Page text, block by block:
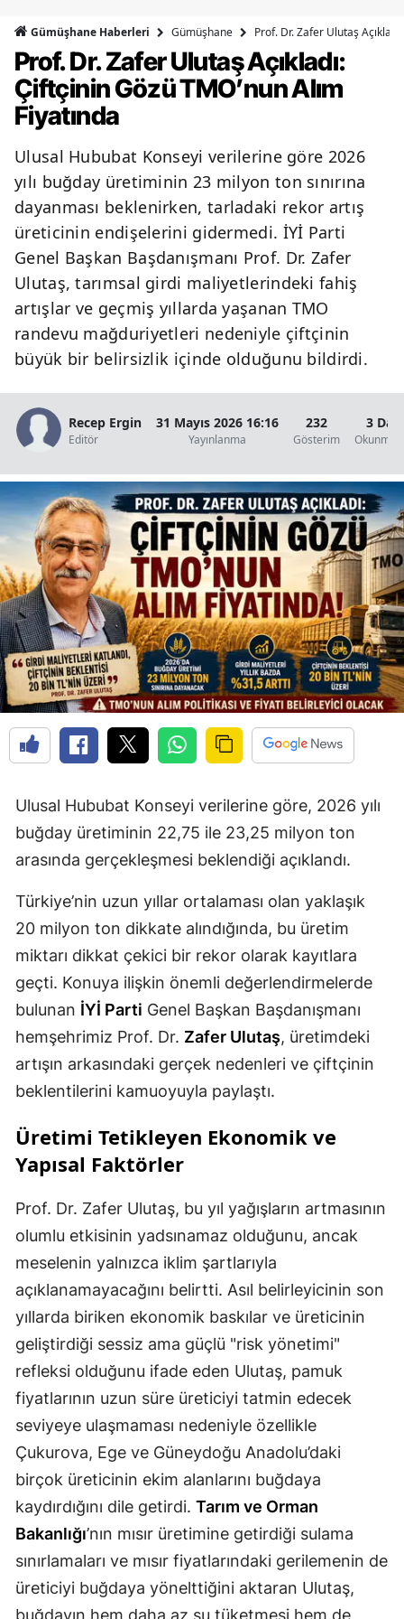
Bingöl
Bitlis
Burdur
Bursa
Çanakkale
Çankırı
Çorum
Denizli
Diyarbakır
Edirne
Erzincan
Erzurum
Eskişehir
Gaziantep
Giresun
Gümüşhane
Hakkari
Hatay
Isparta
Mersin
İstanbul
İzmir
Kastamonu
Kayseri
Kırklareli
Kırşehir
Kocaeli
Kütahya
Malatya
Kahramanmaraş
Mardin
Muğla
Muş
Nevşehir
Niğde
Ordu
Sakarya
Gümüşhane Haberleri Gümüşhane Prof. Dr. Zafer Ulutaş
Prof. Dr. Zafer Ulutaş Açıkladı:
Çiftçinin Gözü TMO’nun Alım
Fiyatında
Ulusal Hububat Konseyi verilerine göre 2026
yılı buğday üretiminin 23 milyon ton sınırına
dayanması beklenirken, tarladaki rekor artış
üreticinin endişelerini gidermedi. İYİ Parti
Genel Başkan Başdanışmanı Prof. Dr. Zafer
Ulutaş, tarımsal girdi maliyetlerindeki fahiş
artışlar ve geçmiş yıllarda yaşanan TMO
randevu mağduriyetleri nedeniyle çiftçinin
büyük bir belirsizlik içinde olduğunu bildirdi.
Recep Ergin
Editör
31 Mayıs 2026 16:16
Yayınlanma
232
Gösterim
3
Okunma
Ulusal Hububat Konseyi verilerine göre, 2026 yılı
buğday üretiminin 22,75 ile 23,25 milyon ton
arasında gerçekleşmesi beklendiği açıklandı.
Türkiye’nin uzun yıllar ortalaması olan yaklaşık
20 milyon ton dikkate alındığında, bu üretim
miktarı dikkat çekici bir rekor olarak kayıtlara
geçti. Konuya ilişkin önemli değerlendirmelerde
bulunan İYİ Parti Genel Başkan Başdanışmanı
hemşehrimiz Prof. Dr. Zafer Ulutaş, üretimdeki
artışın arkasındaki gerçek nedenleri ve çiftçinin
beklentilerini kamuoyuyla paylaştı.
Üretimi Tetikleyen Ekonomik ve
Yapısal Faktörler
Prof. Dr. Zafer Ulutaş, bu yıl yağışların artmasının
olumlu etkisinin yadsınamaz olduğunu, ancak
meselenin yalnızca iklim şartlarıyla
açıklanamayacağını belirtti. Asıl belirleyicinin son
yıllarda biriken ekonomik baskılar ve üreticinin
geliştirdiği sessiz ama güçlü "risk yönetimi"
refleksi olduğunu ifade eden Ulutaş, pamuk
fiyatlarının uzun süre üreticiyi tatmin edecek
seviyeye ulaşmaması nedeniyle özellikle
Çukurova, Ege ve Güneydoğu Anadolu’daki
birçok üreticinin ekim alanlarını buğdaya
kaydırdığını dile getirdi. Tarım ve Orman
Bakanlığı’nın mısır üretimine getirdiği sulama
sınırlamaları ve mısır fiyatlarındaki gerilemenin de
üreticiyi buğdaya yönelttiğini aktaran Ulutaş,
buğdayın hem daha az su tüketmesi hem de